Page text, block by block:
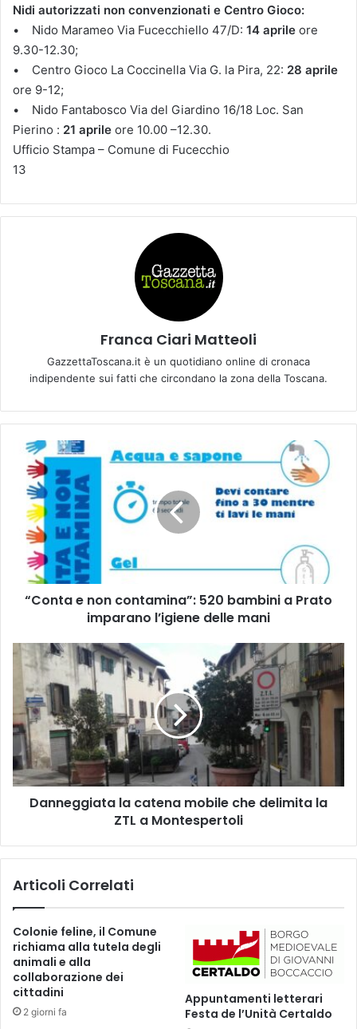
Nidi autorizzati non convenzionati e Centro Gioco:
• Nido Marameo Via Fucecchiello 47/D: 14 aprile ore
9.30-12.30;
• Centro Gioco La Coccinella Via G. la Pira, 22: 28 aprile
ore 9-12;
• Nido Fantabosco Via del Giardino 16/18 Loc. San
Pierino : 21 aprile ore 10.00 –12.30.
Ufficio Stampa – Comune di Fucecchio
13
Franca Ciari Matteoli
GazzettaToscana.it è un quotidiano online di cronaca
indipendente sui fatti che circondano la zona della Toscana.
i
n
”
:
b
m
n
i
a
P
a
“Conta e non contamina”: 520 bambini a Prato
imparano l’igiene delle mani
D
e
g
i
a
a
n
a
m
i
Danneggiata la catena mobile che delimita la
ZTL a Montespertoli
Articoli Correlati
Colonie feline, il Comune
richiama alla tutela degli
animali e alla
collaborazione dei
cittadini
2 giorni fa
Appuntamenti letterari
Festa de l’Unità Certaldo